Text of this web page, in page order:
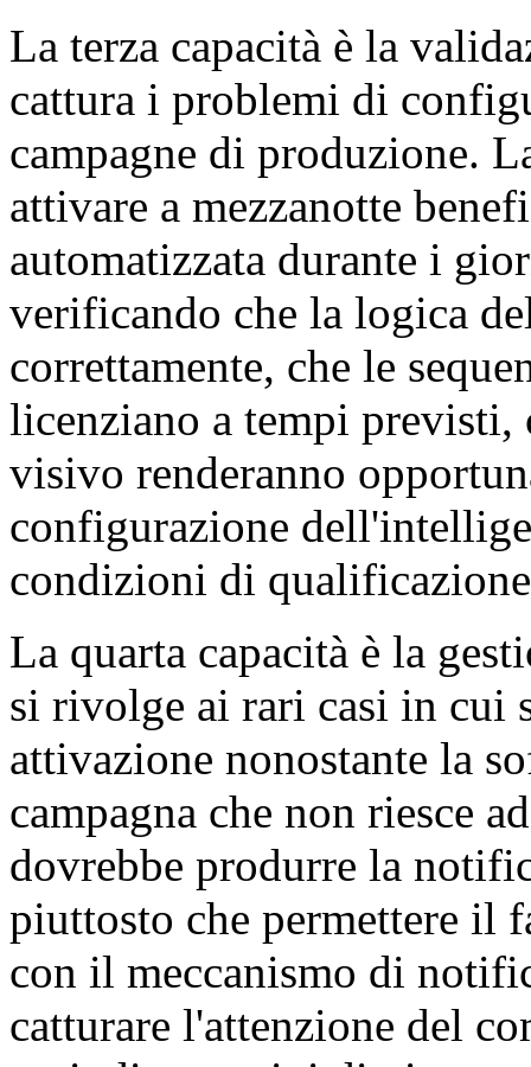
La terza capacità è la
cattura i problemi di
campagne di produzione.
attivare a mezzanotte
automatizzata durante i
verificando che la logica
correttamente, che le
licenziano a tempi
visivo renderanno
configurazione
condizioni di
La quarta capacità è la
si rivolge ai rari casi in cui
attivazione nonostante la
campagna che non riesce
dovrebbe produrre la
piuttosto che permettere il
con il meccanismo di
catturare l'attenzione del